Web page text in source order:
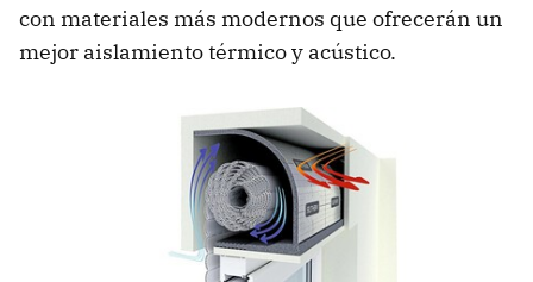
con materiales más modernos que ofrecerán un
mejor aislamiento térmico y acústico.